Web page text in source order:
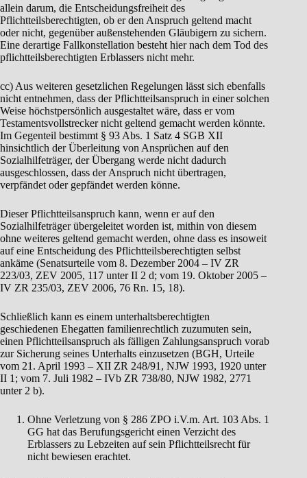
allein darum, die Entscheidungsfreiheit des
Pflichtteilsberechtigten, ob er den Anspruch geltend macht
oder nicht, gegenüber außenstehenden Gläubigern zu sichern.
Eine derartige Fallkonstellation besteht hier nach dem Tod des
pflichtteilsberechtigten Erblassers nicht mehr.
cc) Aus weiteren gesetzlichen Regelungen lässt sich ebenfalls
nicht entnehmen, dass der Pflichtteilsanspruch in einer solchen
Weise höchstpersönlich ausgestaltet wäre, dass er vom
Testamentsvollstrecker nicht geltend gemacht werden könnte.
Im Gegenteil bestimmt § 93 Abs. 1 Satz 4 SGB XII
hinsichtlich der Überleitung von Ansprüchen auf den
Sozialhilfeträger, der Übergang werde nicht dadurch
ausgeschlossen, dass der Anspruch nicht übertragen,
verpfändet oder gepfändet werden könne.
Dieser Pflichtteilsanspruch kann, wenn er auf den
Sozialhilfeträger übergeleitet worden ist, mithin von diesem
ohne weiteres geltend gemacht werden, ohne dass es insoweit
auf eine Entscheidung des Pflichtteilsberechtigten selbst
ankäme (Senatsurteile vom 8. Dezember 2004 – IV ZR
223/03, ZEV 2005, 117 unter II 2 d; vom 19. Oktober 2005 –
IV ZR 235/03, ZEV 2006, 76 Rn. 15, 18).
Schließlich kann es einem unterhaltsberechtigten
geschiedenen Ehegatten familienrechtlich zuzumuten sein,
einen Pflichtteilsanspruch als fälligen Zahlungsanspruch vorab
zur Sicherung seines Unterhalts einzusetzen (BGH, Urteile
vom 21. April 1993 – XII ZR 248/91, NJW 1993, 1920 unter
II 1; vom 7. Juli 1982 – IVb ZR 738/80, NJW 1982, 2771
unter 2 b).
Ohne Verletzung von § 286 ZPO i.V.m. Art. 103 Abs. 1
GG hat das Berufungsgericht einen Verzicht des
Erblassers zu Lebzeiten auf sein Pflichtteilsrecht für
nicht bewiesen erachtet.